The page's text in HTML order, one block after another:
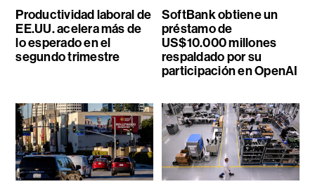
Productividad laboral de
EE.UU. acelera más de
lo esperado en el
segundo trimestre
SoftBank obtiene un
préstamo de
US$10.000 millones
respaldado por su
participación en OpenAI